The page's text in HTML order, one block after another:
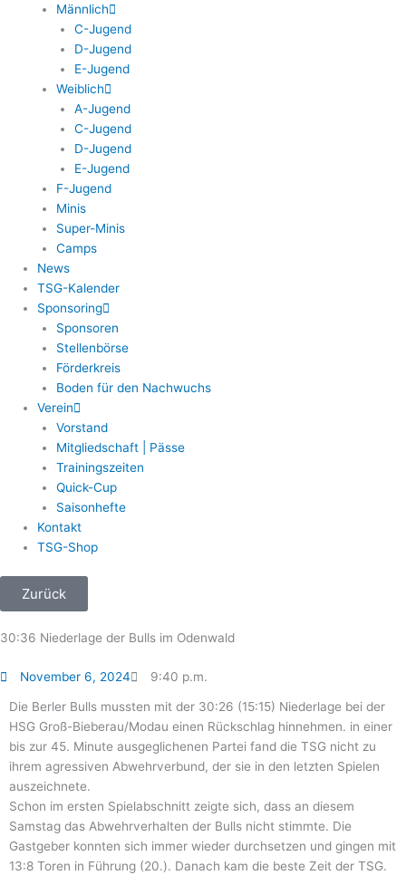
Männlich
C-Jugend
D-Jugend
E-Jugend
Weiblich
A-Jugend
C-Jugend
D-Jugend
E-Jugend
F-Jugend
Minis
Super-Minis
Camps
News
TSG-Kalender
Sponsoring
Sponsoren
Stellenbörse
Förderkreis
Boden für den Nachwuchs
Verein
Vorstand
Mitgliedschaft | Pässe
Trainingszeiten
Quick-Cup
Saisonhefte
Kontakt
TSG-Shop
Zurück
30:36 Niederlage der Bulls im Odenwald
November 6, 2024 9:40 p.m.
Die Berler Bulls mussten mit der 30:26 (15:15) Niederlage bei der
HSG Groß-Bieberau/Modau einen Rückschlag hinnehmen. in einer
bis zur 45. Minute ausgeglichenen Partei fand die TSG nicht zu
ihrem agressiven Abwehrverbund, der sie in den letzten Spielen
auszeichnete.
Schon im ersten Spielabschnitt zeigte sich, dass an diesem
Samstag das Abwehrverhalten der Bulls nicht stimmte. Die
Gastgeber konnten sich immer wieder durchsetzen und gingen mit
13:8 Toren in Führung (20.). Danach kam die beste Zeit der TSG.